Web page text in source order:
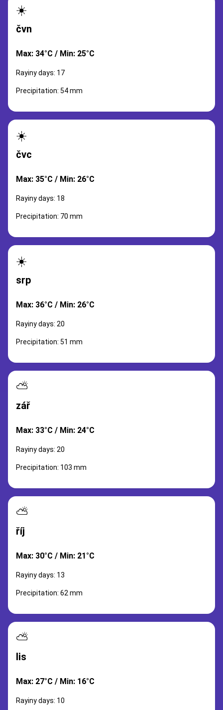
☀️
čvn
Max: 34°C / Min: 25°C
Rayiny days: 17
Precipitation: 54 mm
☀️
čvc
Max: 35°C / Min: 26°C
Rayiny days: 18
Precipitation: 70 mm
☀️
srp
Max: 36°C / Min: 26°C
Rayiny days: 20
Precipitation: 51 mm
⛅
zář
Max: 33°C / Min: 24°C
Rayiny days: 20
Precipitation: 103 mm
⛅
říj
Max: 30°C / Min: 21°C
Rayiny days: 13
Precipitation: 62 mm
⛅
lis
Max: 27°C / Min: 16°C
Rayiny days: 10